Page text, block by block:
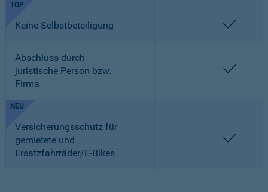
TOP
Keine Selbstbeteiligung
Abschluss durch
juristische Person bzw.
Firma
NEU
Versicherungsschutz für
gemietete und
Ersatzfahrräder/E-Bikes